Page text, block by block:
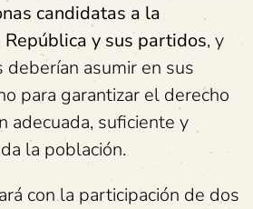
candidatas a la
y sus partidos, y
asumir en sus
para garantizar el derecho
adecuada, suficiente y
la población.
con la participación de dos